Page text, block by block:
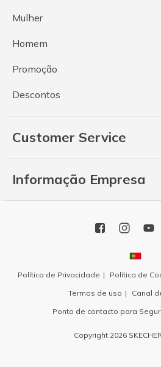
Mulher
Homem
Promoção
Descontos
Customer Service
Informação Empresa
Política de Privacidade Política de
Termos de uso
Canal
Ponto de contacto para
Copyright 2026